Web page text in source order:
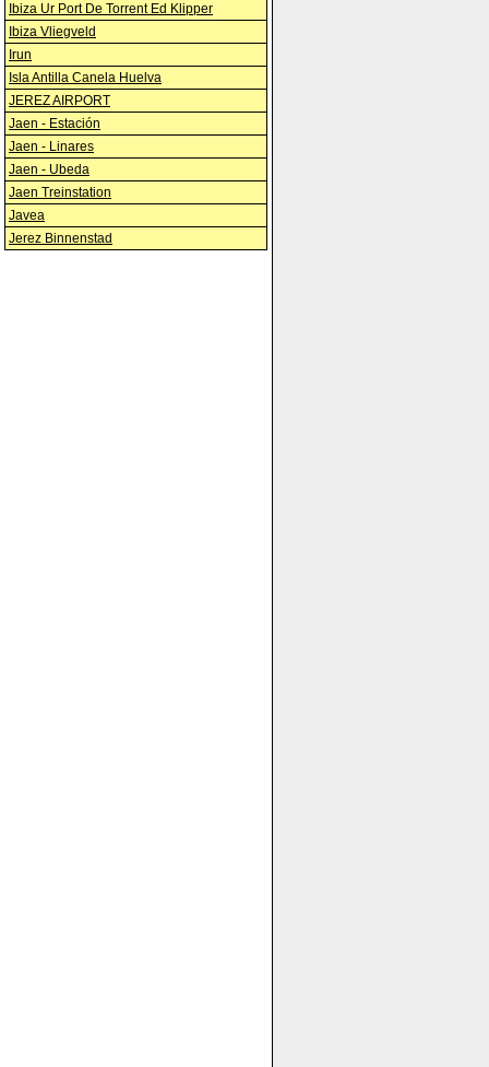
Ibiza Ur Port De Torrent Ed Klipper
Ibiza Vliegveld
Irun
Isla Antilla Canela Huelva
JEREZ AIRPORT
Jaen - Estación
Jaen - Linares
Jaen - Ubeda
Jaen Treinstation
Javea
Jerez Binnenstad